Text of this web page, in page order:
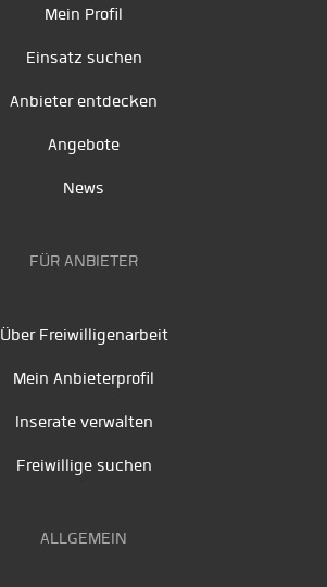
Mein Profil
Einsatz suchen
Anbieter entdecken
Angebote
News
FÜR ANBIETER
Über Freiwilligenarbeit
Mein Anbieterprofil
Inserate verwalten
Freiwillige suchen
ALLGEMEIN